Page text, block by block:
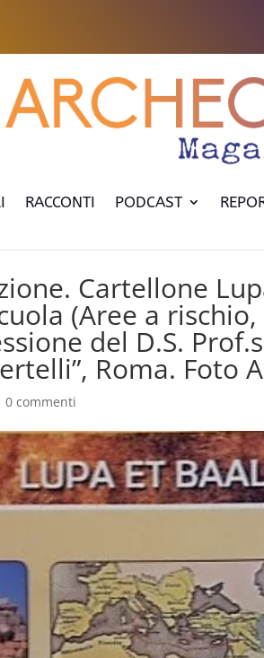
RACCONTI PODCAST
Cartellone
(Aree a rischio,
del D.S.
Roma. Foto
0 commenti